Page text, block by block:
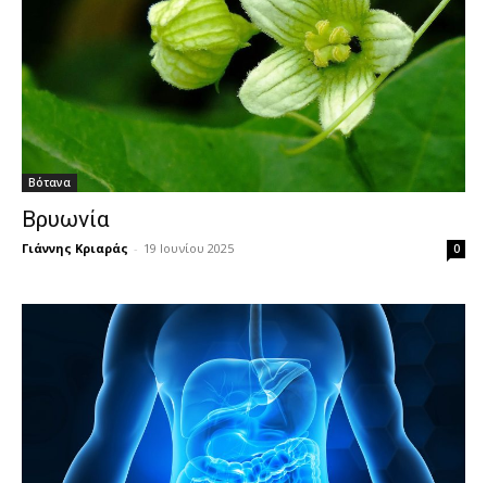
Βότανα
Βρυωνία
Γιάννης Κριαράς - 19 Ιουνίου 2025 0